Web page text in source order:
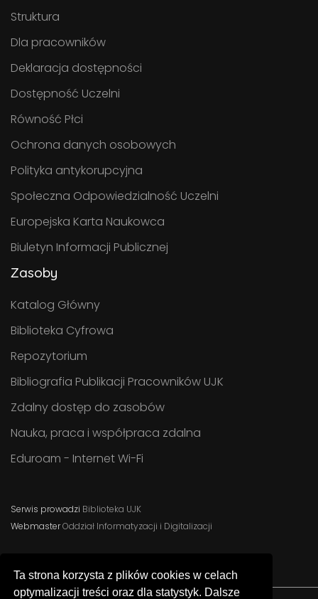
Struktura
Dla pracowników
Deklaracja dostępności
Dostępność Uczelni
Równość Płci
Ochrona danych osobowych
Polityka antykorupcyjna
Społeczna Odpowiedzialność Uczelni
Europejska Karta Naukowca
Biuletyn Informacji Publicznej
Zasoby
Katalog Główny
Biblioteka Cyfrowa
Repozytorium
Bibliografia Publikacji Pracowników UJK
Zdalny dostęp do zasobów
Nauka, praca i współpraca zdalna
Eduroam - Internet Wi-Fi
Serwis prowadzi Biblioteka UJK
WebmasterOddział Informatyzacji i Digitalizacji
Ta strona korzysta z plików cookies w celach
optymalizacji treści oraz dla statystyk. Dalsze